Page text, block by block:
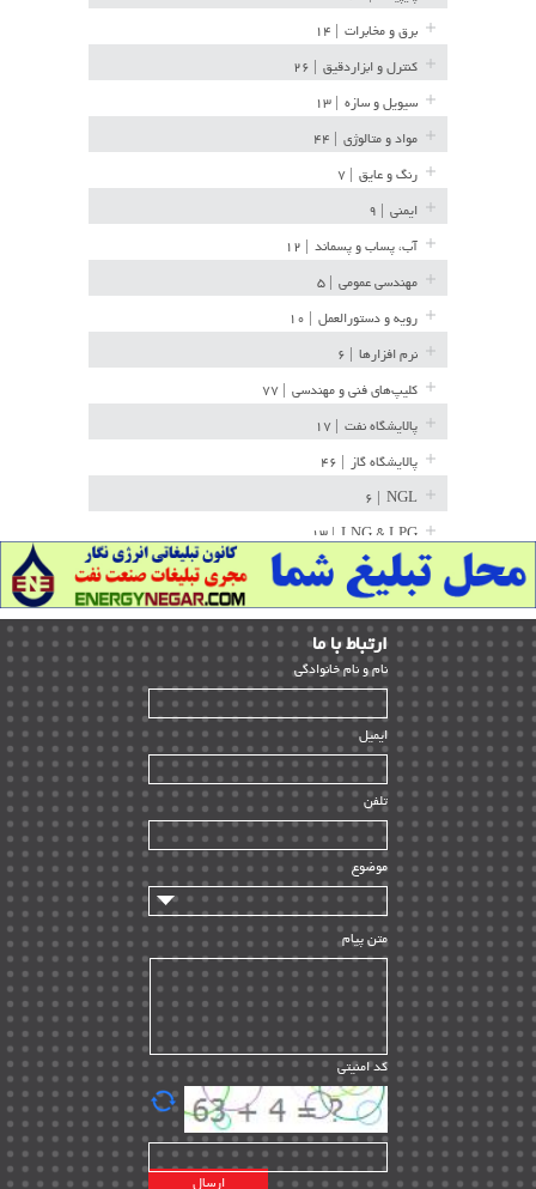
برق و مخابرات
کنترل و ابزاردقیق
سیویل و سازه
مواد و متالوژی
رنگ و عایق
ایمنی
آب، پساب و پسماند
مهندسی عمومی
رویه و دستورالعمل
نرم افزارها
کلیپ‌های فنی و مهندسی
پالایشگاه نفت
پالایشگاه گاز
NGL
LNG & LPG | ۱۳
خط لوله | ۳۶
مخازن ذخیره | ۱۵
پتروشیمی | ۱۴
بازرسی و QC | ۱۵
HSE | ۳۹
ساخت و نصب | ۱۲
راه اندازی | ۹
سازندگان و تامین کنندگان | ۱۰
تامین مالی و سرمایه گذاری | ۳۲
ماشین آلات
مدیریت پروژه
مدیریت دانش
مدیریت سازمانی و عمومی | ۲
تأمین کالا | ۱۳
EPC | ۲۰
پیمانکاران بین المللی | ۸
اطلاعات انرژی کشورها | ۱۴
پروژه های خارجی | ۱۵
ارﺗﺒﺎط ﺑﺎ ما
ﻧﺎم و ﻧﺎم ﺧﺎﻧﻮادﮔﻰ
ایمیل
تلفن
موضوع
متن پیام
کد امنیتی